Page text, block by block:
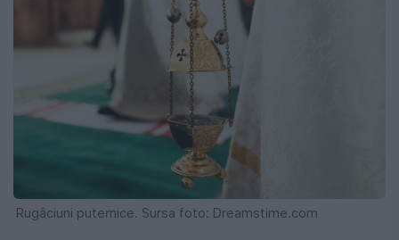
Rugâciuni puternice. Sursa foto: Dreamstime.com